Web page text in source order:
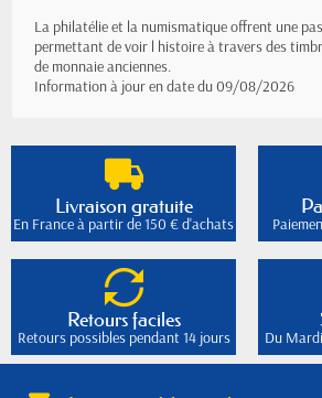
La philatélie et la numismatique offrent une
permettant de voir l histoire à travers des
de monnaie anciennes.
Information à jour en date du 09/08/2026
Livraison gratuite
En France à partir de 150 € d'achats
Retours faciles
Retours possibles pendant 14 jours Du